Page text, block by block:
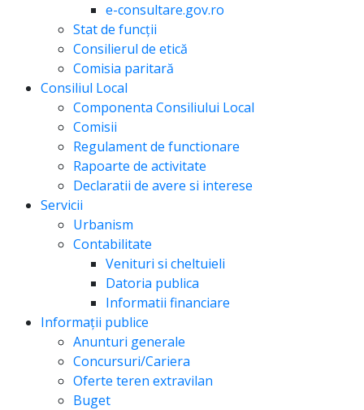
e-consultare.gov.ro
Stat de funcții
Consilierul de etică
Comisia paritară
Consiliul Local
Componenta Consiliului Local
Comisii
Regulament de functionare
Rapoarte de activitate
Declaratii de avere si interese
Servicii
Urbanism
Contabilitate
Venituri si cheltuieli
Datoria publica
Informatii financiare
Informații publice
Anunturi generale
Concursuri/Cariera
Oferte teren extravilan
Buget